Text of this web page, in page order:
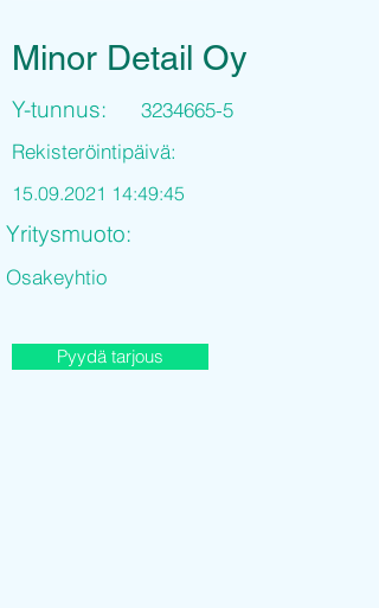
Minor Detail Oy
Y-tunnus:
3234665-5
Rekisteröintipäivä:
15.09.2021 14:49:45
Yritysmuoto:
Osakeyhtio
Pyydä tarjous